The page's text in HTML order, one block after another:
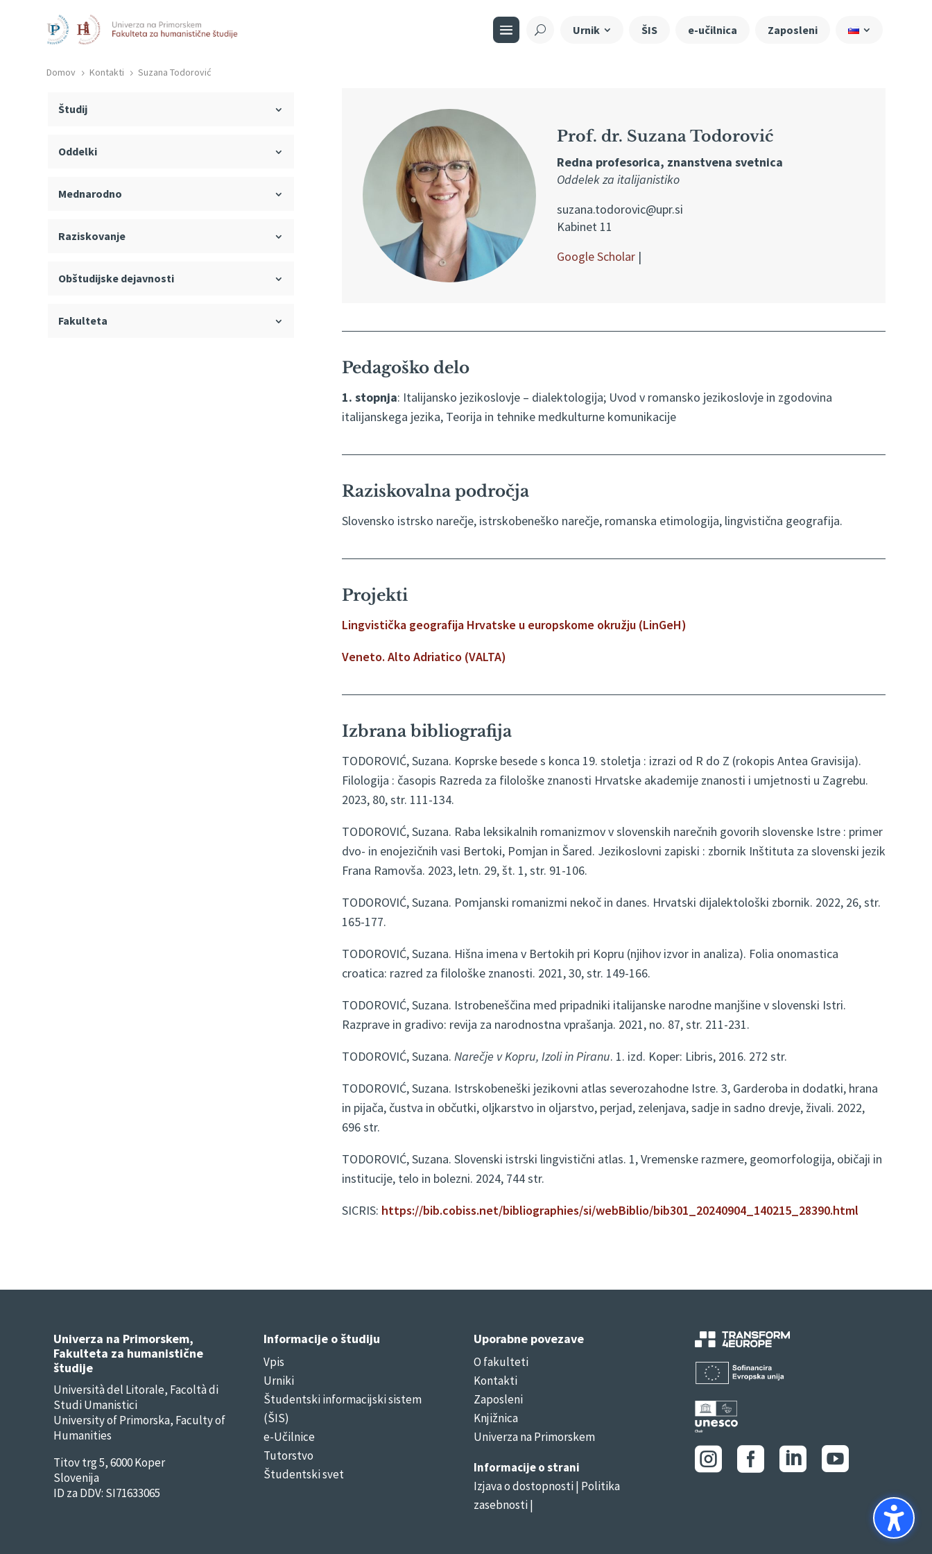
Urnik ŠIS e-učilnica Zaposleni
Domov 5 Kontakti 5 Suzana Todorović
Študij
Oddelki
Mednarodno
Raziskovanje
Obštudijske dejavnosti
Fakulteta
Prof. dr. Suzana Todorović
Redna profesorica, znanstvena svetnica
Oddelek za italijanistiko
suzana.todorovic@upr.si
Kabinet 11
Google Scholar|
Pedagoško delo
1. stopnja: Italijansko jezikoslovje – dialektologija; Uvod v romansko jezikoslovje in zgodovina
italijanskega jezika, Teorija in tehnike medkulturne komunikacije
Raziskovalna področja
Slovensko istrsko narečje, istrskobeneško narečje, romanska etimologija, lingvistična geografija.
Projekti
Lingvistička geografija Hrvatske u europskome okružju (LinGeH)
Veneto. Alto Adriatico (VALTA)
Izbrana bibliografija
TODOROVIĆ, Suzana. Koprske besede s konca 19. stoletja : izrazi od R do Z (rokopis Antea Gravisija).
Filologija : časopis Razreda za filološke znanosti Hrvatske akademije znanosti i umjetnosti u Zagrebu.
2023, 80, str. 111-134.
TODOROVIĆ, Suzana. Raba leksikalnih romanizmov v slovenskih narečnih govorih slovenske Istre : primer
dvo- in enojezičnih vasi Bertoki, Pomjan in Šared. Jezikoslovni zapiski : zbornik Inštituta za slovenski jezik
Frana Ramovša. 2023, letn. 29, št. 1, str. 91-106.
TODOROVIĆ, Suzana. Pomjanski romanizmi nekoč in danes. Hrvatski dijalektološki zbornik. 2022, 26, str.
165-177.
TODOROVIĆ, Suzana. Hišna imena v Bertokih pri Kopru (njihov izvor in analiza). Folia onomastica
croatica: razred za filološke znanosti. 2021, 30, str. 149-166.
TODOROVIĆ, Suzana. Istrobeneščina med pripadniki italijanske narodne manjšine v slovenski Istri.
Razprave in gradivo: revija za narodnostna vprašanja. 2021, no. 87, str. 211-231.
TODOROVIĆ, Suzana. Narečje v Kopru, Izoli in Piranu. 1. izd. Koper: Libris, 2016. 272 str.
TODOROVIĆ, Suzana. Istrskobeneški jezikovni atlas severozahodne Istre. 3, Garderoba in dodatki, hrana
in pijača, čustva in občutki, oljkarstvo in oljarstvo, perjad, zelenjava, sadje in sadno drevje, živali. 2022,
696 str.
TODOROVIĆ, Suzana. Slovenski istrski lingvistični atlas. 1, Vremenske razmere, geomorfologija, običaji in
institucije, telo in bolezni. 2024, 744 str.
SICRIS: https://bib.cobiss.net/bibliographies/si/webBiblio/bib301_20240904_140215_28390.html
Univerza na Primorskem,
Fakulteta za humanistične
študije
Università del Litorale, Facoltà di
Studi Umanistici
University of Primorska, Faculty of
Humanities
Titov trg 5, 6000 Koper
Slovenija
ID za DDV: SI71633065
Informacije o študiju
Vpis
Urniki
Študentski informacijski sistem
(ŠIS)
e-Učilnice
Tutorstvo
Študentski svet
Uporabne povezave
O fakulteti
Kontakti
Zaposleni
Knjižnica
Univerza na Primorskem
Informacije o strani
Izjava o dostopnosti| Politika
zasebnosti |
   